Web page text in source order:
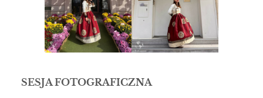
SESJA FOTOGRAFICZNA